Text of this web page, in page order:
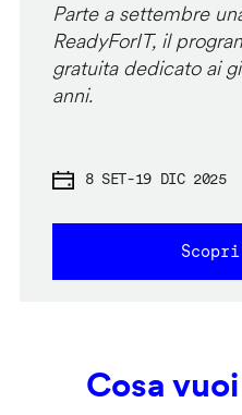
Parte a settembre
ReadyForIT, il
gratuita dedicato ai
anni.
8 SET-19 DIC 2025
Cosa